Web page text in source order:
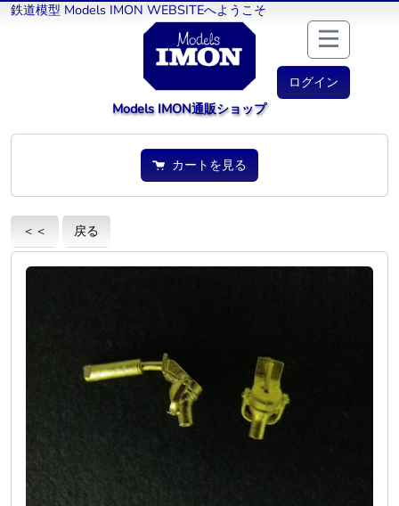
鉄道模型 Models IMON WEBSITEへようこそ
ログイン
Models IMON通販ショップ
カートを見る
＜＜ 戻る